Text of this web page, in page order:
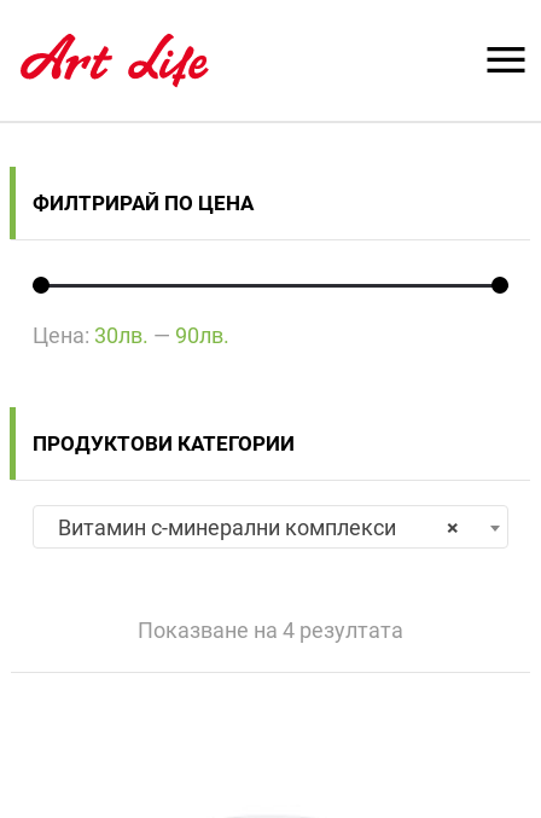
Показване на 4 резултата
ФИЛТРИРАЙ ПО ЦЕНА
Цена: 30лв. — 90лв.
ПРОДУКТОВИ КАТЕГОРИИ
×
Витамин с-минерални комплекси